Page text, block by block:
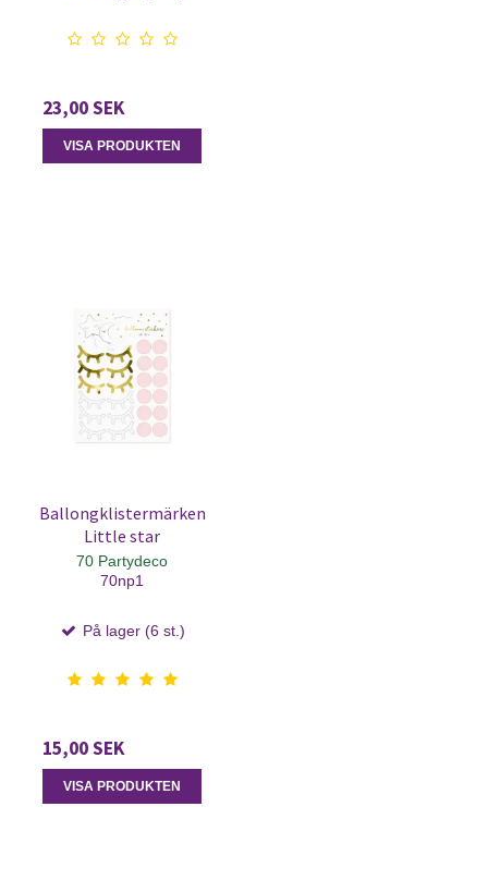
23,00 SEK
VISA PRODUKTEN
Ballongklistermärken
Little star
70 Partydeco
70np1
På lager (6 st.)
15,00 SEK
VISA PRODUKTEN